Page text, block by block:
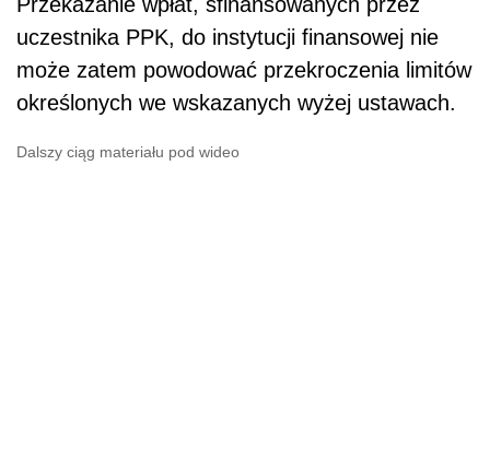
uczestnika PPK, do instytucji finansowej nie
może zatem powodować przekroczenia limitów
określonych we wskazanych wyżej ustawach.
Dalszy ciąg materiału pod wideo